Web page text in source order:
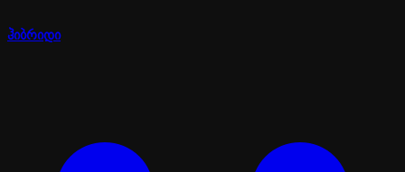
ჰიბრიდი